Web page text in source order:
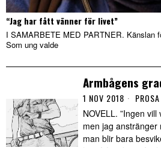
“Jag har fått vänner för livet”
I SAMARBETE MED PARTNER. Känslan
Som ung valde
Armbågens
1 NOV 2018
NOVELL. ”Ingen
men jag anstränger
man blir bara